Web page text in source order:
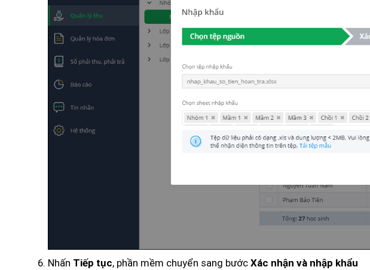
Nhấn Tiếp tục, phần mềm chuyển sang bước Xác nhận và nhập khẩu